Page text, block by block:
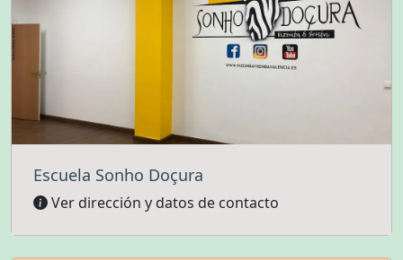
Escuela Sonho Doçura
Ver dirección y datos de contacto